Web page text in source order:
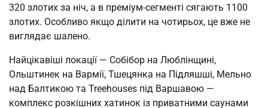
320 злотих за ніч, а в преміум-сегменті сягають 1100
злотих. Особливо якщо ділити на чотирьох, це вже не
виглядає шалено.
Найцікавіші локації — Собібор на Люблінщині,
Ольштинек на Вармії, Тшецянка на Підляшші, Мельно
над Балтикою та Treehouses під Варшавою —
комплекс розкішних хатинок із приватними саунами